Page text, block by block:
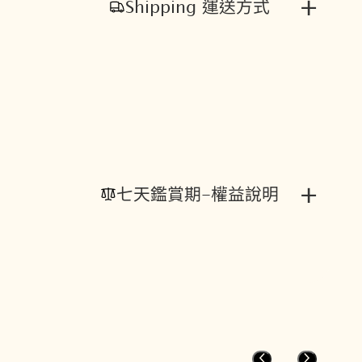
Shipping 運送方式 +
七天鑑賞期-權益說明 +